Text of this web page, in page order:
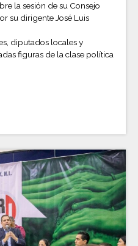
la sesión de su Consejo
su dirigente José Luis
diputados locales y
figuras de la clase política